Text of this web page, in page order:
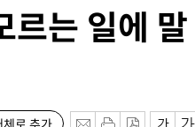
는 일에 말